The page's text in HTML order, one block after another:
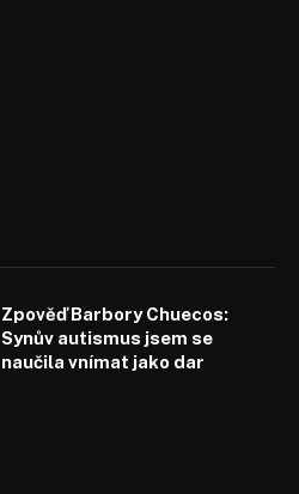
Zpověď Barbory Chuecos:
Synův autismus jsem se
naučila vnímat jako dar